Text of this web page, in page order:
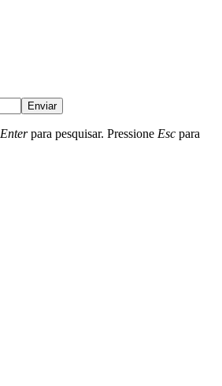
Enviar
Enterpara pesquisar. Pressione Esc para